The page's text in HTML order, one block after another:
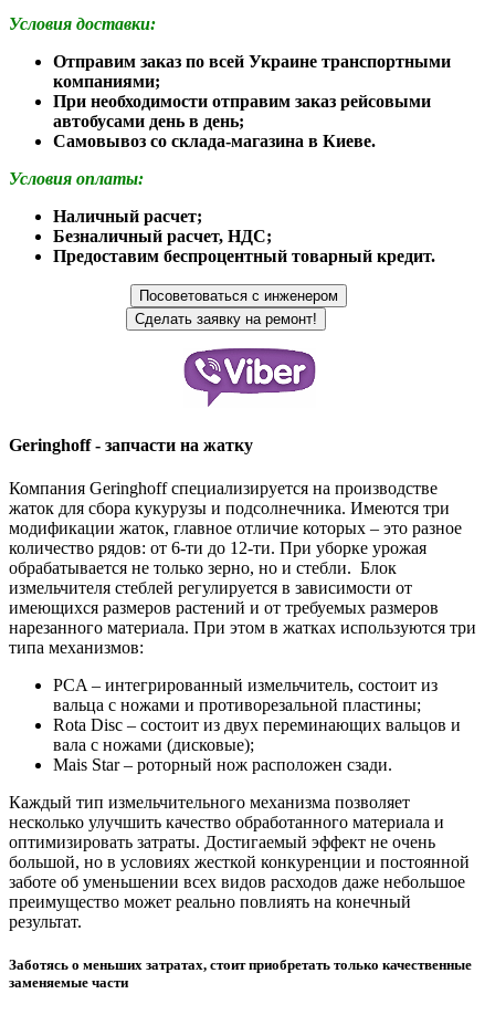
Условия доставки:
Отправим заказ по всей Украине транспортными
компаниями;
При необходимости отправим заказ рейсовыми
автобусами день в день;
Самовывоз со склада-магазина в Киеве.
Условия оплаты:
Наличный расчет;
Безналичный расчет, НДС;
Предоставим беспроцентный товарный кредит.
Geringhoff - запчасти на жатку
Компания Geringhoff специализируется на производстве
жаток для сбора кукурузы и подсолнечника. Имеются три
модификации жаток, главное отличие которых – это разное
количество рядов: от 6-ти до 12-ти. При уборке урожая
обрабатывается не только зерно, но и стебли. Блок
измельчителя стеблей регулируется в зависимости от
имеющихся размеров растений и от требуемых размеров
нарезанного материала. При этом в жатках используются три
типа механизмов:
PCA – интегрированный измельчитель, состоит из
вальца с ножами и противорезальной пластины;
Rota Disc – состоит из двух переминающих вальцов и
вала с ножами (дисковые);
Mais Star – роторный нож расположен сзади.
Каждый тип измельчительного механизма позволяет
несколько улучшить качество обработанного материала и
оптимизировать затраты. Достигаемый эффект не очень
большой, но в условиях жесткой конкуренции и постоянной
заботе об уменьшении всех видов расходов даже небольшое
преимущество может реально повлиять на конечный
результат.
Заботясь о меньших затратах, стоит приобретать только качественные
заменяемые части